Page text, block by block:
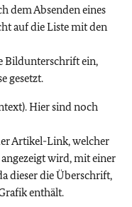
dem Absenden eines
auf die Liste mit den
Bildunterschrift ein,
gesetzt.
Hier sind noch
Artikel-Link, welcher
wird, mit einer
dieser die Überschrift,
enthält.